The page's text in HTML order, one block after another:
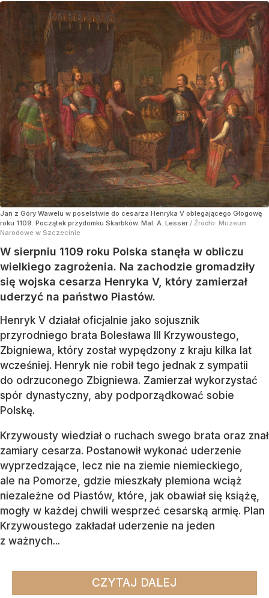
Jan z Góry Wawelu w poselstwie do cesarza Henryka V oblegającego Głogowę
roku 1109. Początek przydomku Skarbków. Mal. A. Lesser / Źródło: Muzeum
Narodowe w Szczecinie
W sierpniu 1109 roku Polska stanęła w obliczu
wielkiego zagrożenia. Na zachodzie gromadziły
się wojska cesarza Henryka V, który zamierzał
uderzyć na państwo Piastów.
Henryk V działał oficjalnie jako sojusznik
przyrodniego brata Bolesława III Krzywoustego,
Zbigniewa, który został wypędzony z kraju kilka lat
wcześniej. Henryk nie robił tego jednak z sympatii
do odrzuconego Zbigniewa. Zamierzał wykorzystać
spór dynastyczny, aby podporządkować sobie
Polskę.
Krzywousty wiedział o ruchach swego brata oraz znał
zamiary cesarza. Postanowił wykonać uderzenie
wyprzedzające, lecz nie na ziemie niemieckiego,
ale na Pomorze, gdzie mieszkały plemiona wciąż
niezależne od Piastów, które, jak obawiał się książę,
mogły w każdej chwili wesprzeć cesarską armię. Plan
Krzywoustego zakładał uderzenie na jeden
z ważnych...
CZYTAJ DALEJ